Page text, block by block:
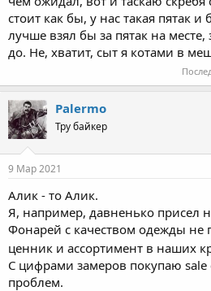
стоит как бы, у нас такая пятак
лучше взял бы за пятак на
до. Не, хватит, сыт я котами в
Palermo
Тру байкер
9 Мар 2021
Алик - то Алик.
Я, например, давненько присел
Фонарей с качеством одежды не
ценник и ассортимент в наших
С цифрами замеров покупаю sale
проблем.